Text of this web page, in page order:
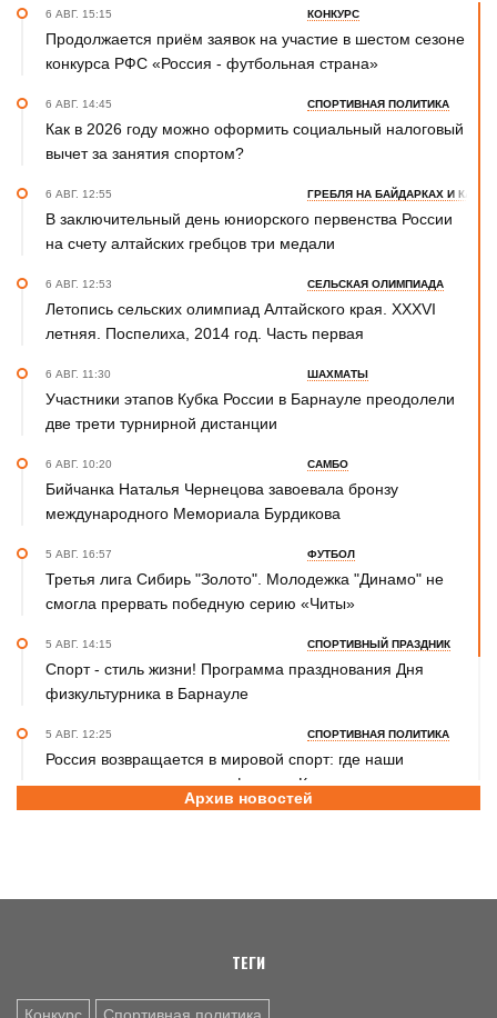
6 АВГ. 15:15 КОНКУРС
Продолжается приём заявок на участие в шестом сезоне
конкурса РФС «Россия - футбольная страна»
6 АВГ. 14:45 СПОРТИВНАЯ ПОЛИТИКА
Как в 2026 году можно оформить социальный налоговый
вычет за занятия спортом?
6 АВГ. 12:55 ГРЕБЛЯ НА БАЙДАРКАХ И КАНОЭ
В заключительный день юниорского первенства России
на счету алтайских гребцов три медали
6 АВГ. 12:53 СЕЛЬСКАЯ ОЛИМПИАДА
Летопись сельских олимпиад Алтайского края. XXXVI
летняя. Поспелиха, 2014 год. Часть первая
6 АВГ. 11:30 ШАХМАТЫ
Участники этапов Кубка России в Барнауле преодолели
две трети турнирной дистанции
6 АВГ. 10:20 САМБО
Бийчанка Наталья Чернецова завоевала бронзу
международного Мемориала Бурдикова
5 АВГ. 16:57 ФУТБОЛ
Третья лига Сибирь "Золото". Молодежка "Динамо" не
смогла прервать победную серию «Читы»
5 АВГ. 14:15 СПОРТИВНЫЙ ПРАЗДНИК
Спорт - стиль жизни! Программа празднования Дня
физкультурника в Барнауле
5 АВГ. 12:25 СПОРТИВНАЯ ПОЛИТИКА
Россия возвращается в мировой спорт: где наши
спортсмены выступают с флагом. Куда уже допустили
россиян и где сохраняется запрет
волейболу в Барнауле
Архив новостей
ТЕГИ